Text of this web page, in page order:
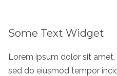
Some Text Widget
Lorem ipsum dolor sit
sed do eiusmod tempor